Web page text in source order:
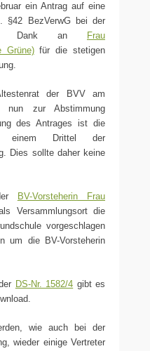
ein Antrag auf eine
§42 BezVerwG bei der
Dank an
Frau
Grüne)für die stetigen
der BVV am
nun zur Abstimmung
des Antrages ist die
einem Drittel der
Dies sollte daher keine
BV-Vorsteherin Frau
Versammlungsort die
vorgeschlagen
um die BV-Vorsteherin
DS-Nr. 1582/4 gibt es
wie auch bei der
wieder einige Vertreter